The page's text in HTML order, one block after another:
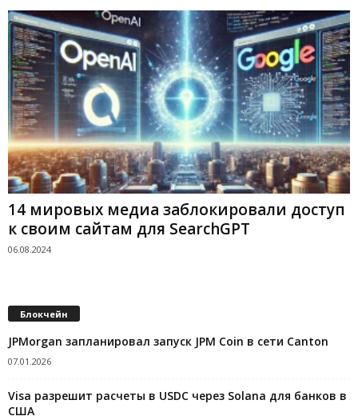
14 мировых медиа заблокировали доступ
к своим сайтам для SearchGPT
06.08.2024
Блокчейн
JPMorgan запланировал запуск JPM Coin в сети Canton
07.01.2026
Visa разрешит расчеты в USDC через Solana для банков в
США